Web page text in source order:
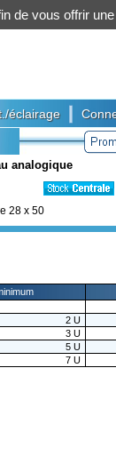
éclairage
analogique
28 x 50
2 U
3 U
5 U
7 U
de vous offrir